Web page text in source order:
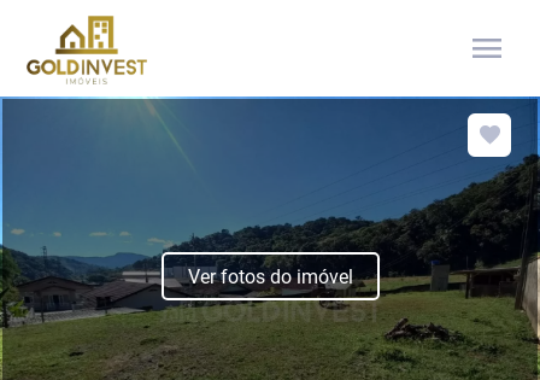
menu
Ver fotos do imóvel